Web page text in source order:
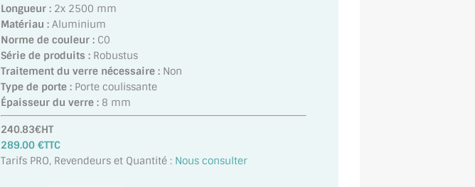
Longueur : 2x 2500 mm
Matériau : Aluminium
Norme de couleur : C0
Série de produits : Robustus
Traitement du verre nécessaire : Non
Type de porte : Porte coulissante
Épaisseur du verre : 8 mm
240.83€HT
289.00 €TTC
Tarifs PRO, Revendeurs et Quantité : Nous consulter